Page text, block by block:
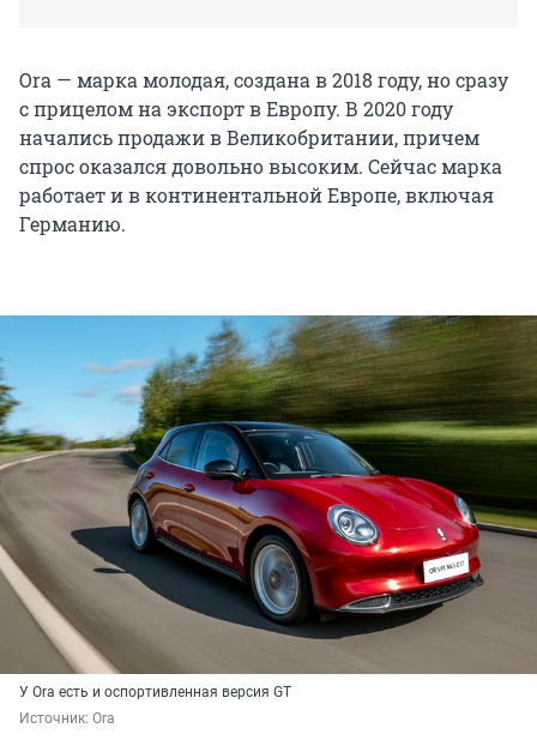
Ora — марка молодая, создана в 2018 году, но сразу
с прицелом на экспорт в Европу. В 2020 году
начались продажи в Великобритании, причем
спрос оказался довольно высоким. Сейчас марка
работает и в континентальной Европе, включая
Германию.
У Ora есть и оспортивленная версия GT
Источник: Ora